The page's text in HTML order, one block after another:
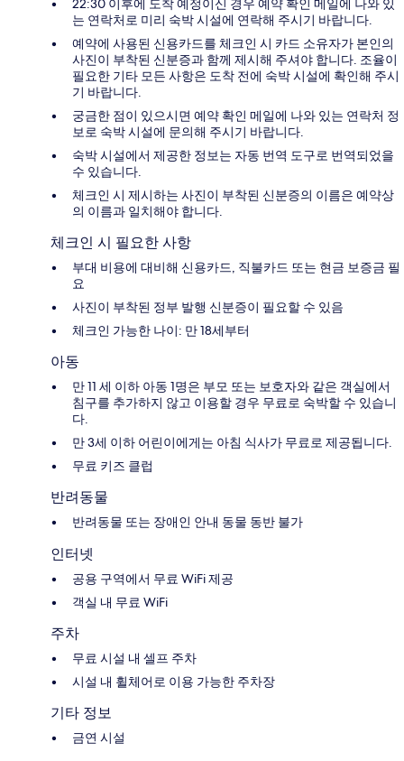
22:30 이후에 도착 예정이신 경우 예약 확인 메일에 나와 있
는 연락처로 미리 숙박 시설에 연락해 주시기 바랍니다.
예약에 사용된 신용카드를 체크인 시 카드 소유자가 본인의
사진이 부착된 신분증과 함께 제시해 주셔야 합니다. 조율이
필요한 기타 모든 사항은 도착 전에 숙박 시설에 확인해 주시
기 바랍니다.
궁금한 점이 있으시면 예약 확인 메일에 나와 있는 연락처 정
보로 숙박 시설에 문의해 주시기 바랍니다.
숙박 시설에서 제공한 정보는 자동 번역 도구로 번역되었을
수 있습니다.
체크인 시 제시하는 사진이 부착된 신분증의 이름은 예약상
의 이름과 일치해야 합니다.
체크인 시 필요한 사항
부대 비용에 대비해 신용카드, 직불카드 또는 현금 보증금 필
요
사진이 부착된 정부 발행 신분증이 필요할 수 있음
체크인 가능한 나이: 만 18세부터
아동
만 11 세 이하 아동 1명은 부모 또는 보호자와 같은 객실에서
침구를 추가하지 않고 이용할 경우 무료로 숙박할 수 있습니
다.
만 3세 이하 어린이에게는 아침 식사가 무료로 제공됩니다.
무료 키즈 클럽
반려동물
반려동물 또는 장애인 안내 동물 동반 불가
인터넷
공용 구역에서 무료 WiFi 제공
객실 내 무료 WiFi
주차
무료 시설 내 셀프 주차
시설 내 휠체어로 이용 가능한 주차장
기타 정보
금연 시설